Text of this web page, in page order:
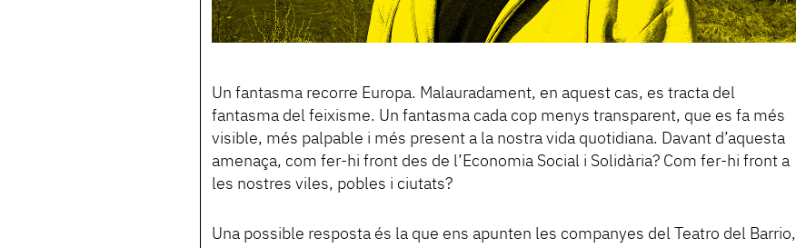
Un fantasma recorre Europa. Malauradament, en aquest cas, es tracta del
fantasma del feixisme. Un fantasma cada cop menys transparent, que es fa més
visible, més palpable i més present a la nostra vida quotidiana. Davant d’aquesta
amenaça, com fer-hi front des de l’Economia Social i Solidària? Com fer-hi front a
les nostres viles, pobles i ciutats?
Una possible resposta és la que ens apunten les companyes del Teatro del Barrio,